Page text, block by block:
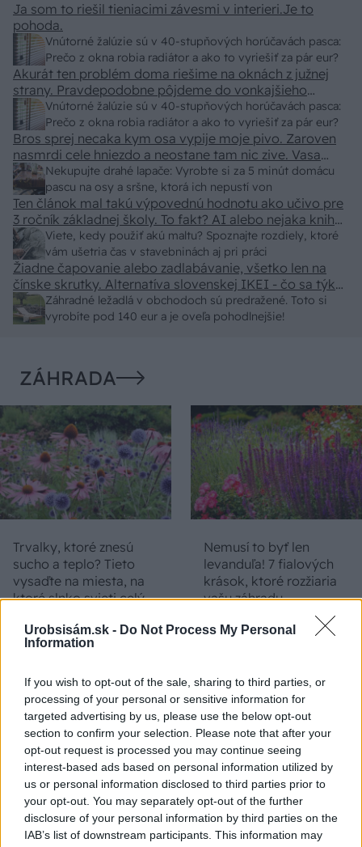
Urobsisám.sk - Do Not Process My Personal
Information
If you wish to opt-out of the sale, sharing to third parties, or
processing of your personal or sensitive information for
targeted advertising by us, please use the below opt-out
section to confirm your selection. Please note that after your
opt-out request is processed you may continue seeing
interest-based ads based on personal information utilized by
us or personal information disclosed to third parties prior to
your opt-out. You may separately opt-out of the further
disclosure of your personal information by third parties on the
IAB’s list of downstream participants. This information may
Vnútorné žalúzie sú v 40-stupňových horúčavách pasca:
Prečo z okna robia radiátor a ako to vyriešiť za pár eur?
Ja som to riešil tieniacimi závesmi v interieri.Je to
pohoda.
Vnútorné žalúzie sú v 40-stupňových horúčavách pasca:
Prečo z okna robia radiátor a ako to vyriešiť za pár eur?
Akurát ten problém doma riešime na oknách z južnej
strany. Pravdepodobne pôjdeme do vonkajšieho
tienenia na spôsob markízy 250x150cm. Čínsky
predajcovia idú okolo 100 eur kus.
Nekupujte drahé lapače: Vyrobte si za 5 minút domácu
pascu na osy a sršne, ktorá ich nepustí von
Bros sprej necaka kym osa vypije moje pivo. Zaroven
nasmrdi cele hniezdo a neostane tam nic zive. Vasa
pasca naucinke moc efektivne. Skor pritiahne slimaky
Viete, kedy použiť akú maltu? Spoznajte rozdiely, ktoré
vám ušetria čas v stavebninách aj pri práci
Ten článok mal takú výpovednú hodnotu ako učivo pre
3 ročník základnej školy. To fakt? AI alebo nejaka kniha
z VŠ? Dnešné rychlotvrdnuce malty - pevnosť 40 Mpa a
doba schnutia tak 15 minut , k tomu vodotesné s
kryštálikou. A rozdiel - schnutie a zretie. Nič?
Záhradné ležadlá v obchodoch sú predražené. Toto si
vyrobíte pod 140 eur a je oveľa pohodlnejšie!
Žiadne čapovanie alebo zadlabávanie, všetko len na
čínske skrutky. Alternatíva slovenskej IKEI - čo sa týka
pevnosti. Autor si nedal veľa námahy s remeselným
spracovaním, škoda. No lepšie než ten odpad z DTD
ZÁHRADA
Trvalky, ktoré znesú
sucho a teplo? Tieto
vysaďte na miesta, na
ktoré slnko svieti celý
Nemusí to byť len
levanduľa! 7 fialových
krások, ktoré rozžiaria
vašu záhradu
Môže aspirín zachrániť
ochabnuté izbové
rastliny? Pravda vás
možno prekvapí
Júlový reštart uhoriek
nakladačiek: Ako ich
podporiť k druhej vlne
kvitnutia?